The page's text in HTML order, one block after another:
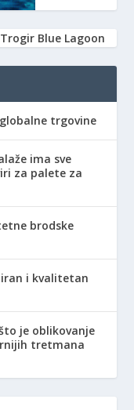
Trogir Blue Lagoon
trgovine
ima sve
za palete za
brodske
i kvalitetan
je oblikovanje
tretmana